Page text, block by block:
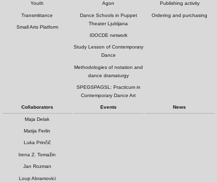
Youth
Transmittance
Small Arts Platform
Agon
Dance Schools in Puppet
Theater Ljubljana
IDOCDE network
Study Lesson of Contemporary
Dance
Methodologies of notation and
dance dramaturgy
SPEGSPAGSL: Practicum in
Contemporary Dance Art
Publishing activity
Ordering and purchasing
Collaborators
Maja Delak
Matija Ferlin
Luka Prinčič
Irena Z. Tomažin
Jan Rozman
Loup Abramovici
Events News